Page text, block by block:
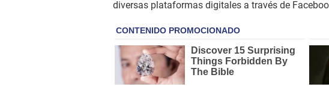
diversas plataformas digitales a través de